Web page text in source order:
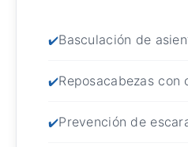
Basculación de
Reposacabezas con
Prevención de